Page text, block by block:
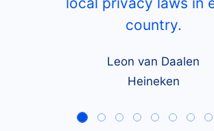
country.
Leon van Daalen
Heineken